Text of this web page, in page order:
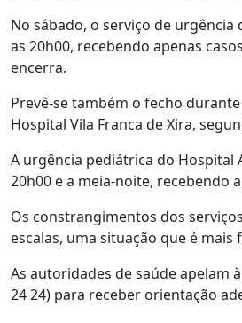
No sábado, o serviço de
as 20h00, recebendo apenas
encerra.
Prevê-se também o fecho
Hospital Vila Franca de Xira,
A urgência pediátrica do Hospital
20h00 e a meia-noite, recebendo
Os constrangimentos dos
escalas, uma situação que é
As autoridades de saúde apelam
24 24) para receber orientação